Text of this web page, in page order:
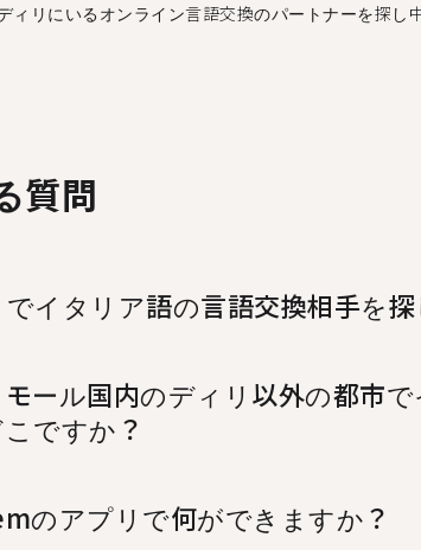
ィリにいるオンライン言語交換のパートナーを探し
質問
イタリア語の言語交換相手を
はイタリア語での言語交換を希望するメ
ール国内のディリ以外の都市
ですか？
、%%randomCity%%、
きます.
のアプリで何ができますか？